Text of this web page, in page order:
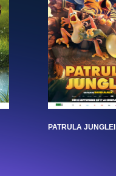
PATRULA JUNGLEI